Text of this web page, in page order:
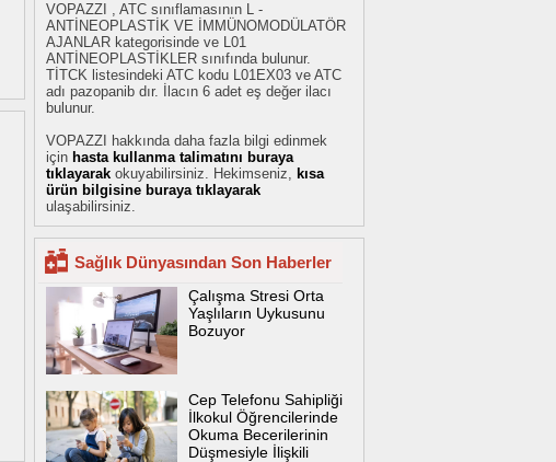
VOPAZZI , ATC sınıflamasının L -
ANTİNEOPLASTİK VE İMMÜNOMODÜLATÖR
AJANLAR kategorisinde ve L01
ANTİNEOPLASTİKLER sınıfında bulunur.
TİTCK listesindeki ATC kodu L01EX03 ve ATC
adı pazopanib dır. İlacın 6 adet eş değer ilacı
bulunur.
VOPAZZI hakkında daha fazla bilgi edinmek
için hasta kullanma talimatını buraya
tıklayarak okuyabilirsiniz. Hekimseniz, kısa
ürün bilgisine buraya tıklayarak
ulaşabilirsiniz.
Sağlık Dünyasından Son Haberler
Çalışma Stresi Orta
Yaşlıların Uykusunu
Bozuyor
Cep Telefonu Sahipliği
İlkokul Öğrencilerinde
Okuma Becerilerinin
Düşmesiyle İlişkili